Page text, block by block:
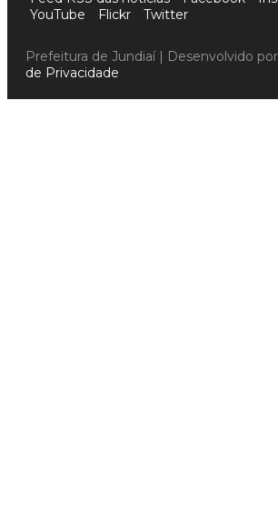
YouTube
Flickr Twitter
Prefeitura de Jundiaí | Desenvolvido por
de Privacidade